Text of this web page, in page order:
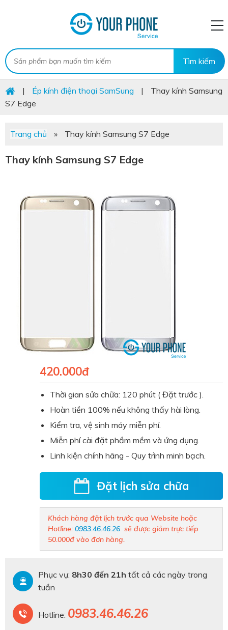
| Ép kính điện thoại SamSung |
Thay kính Samsung
S7 Edge
Trang chủ » Thay kính Samsung S7 Edge
Thay kính Samsung S7 Edge
420.000đ
Thời gian sửa chữa: 120 phút ( Đặt trước ).
Hoàn tiền 100% nếu không thấy hài lòng.
Kiểm tra, vệ sinh máy miễn phí.
Miễn phí cài đặt phầm mềm và ứng dụng.
Linh kiện chính hãng - Quy trình minh bạch.
Đặt lịch sửa chữa
Khách hàng đặt lịch trước qua Website hoặc
Hotline: 0983.46.46.26 sẽ được giảm trực tiếp
50.000đ vào đơn hàng.
Phục vụ: 8h30 đến 21h tất cả các ngày trong
tuần
Hotline: 0983.46.46.26